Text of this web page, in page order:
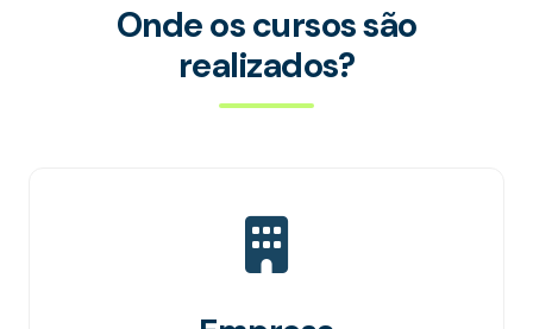
Onde os cursos são
realizados?